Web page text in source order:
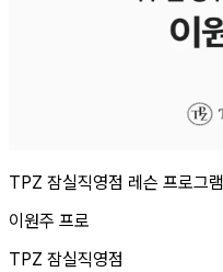
TPZ 잠실직영점 레슨 프로그램
이원주 프로
TPZ 잠실직영점